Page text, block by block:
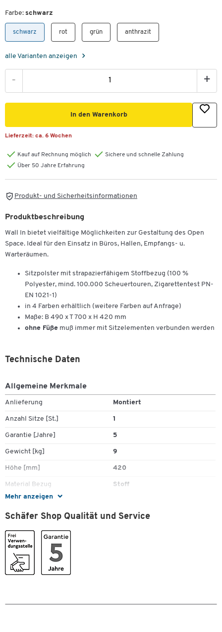
Farbe: schwarz
schwarz rot grün anthrazit
alle Varianten anzeigen
- +
In den Warenkorb
Lieferzeit: ca. 6 Wochen
Kauf auf Rechnung möglich
Sichere und schnelle Zahlung
Über 50 Jahre Erfahrung
Produkt- und Sicherheitsinformationen
Produktbeschreibung
Wall In bietet vielfältige Möglichkeiten zur Gestaltung des Open
Space. Ideal für den Einsatz in Büros, Hallen, Empfangs- u.
Warteräumen.
Sitzpolster mit strapazierfähigem Stoffbezug (100 %
Polyester, mind. 100.000 Scheuertouren, Zigarettentest PN-
EN 1021-1)
in 4 Farben erhältlich (weitere Farben auf Anfrage)
Maße: B 490 x T 700 x H 420 mm
ohne Füße muß immer mit Sitzelementen verbunden werden
Mehr anzeigen
Technische Daten
Allgemeine Merkmale
Anlieferung Montiert
Anzahl Sitze [St.] 1
Garantie [Jahre] 5
Gewicht [kg] 9
Höhe [mm] 420
Material Bezug Stoff
Material Polsterung
Tiefe [mm] 700
Farben
Farbe
Maße
Schäfer Shop Qualität und Service